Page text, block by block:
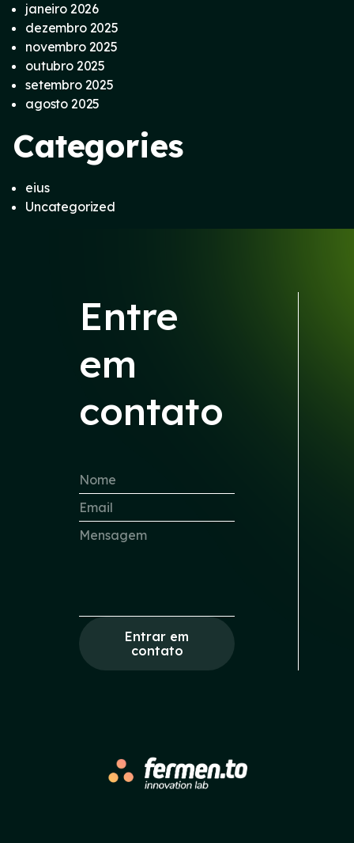
janeiro 2026
dezembro 2025
novembro 2025
outubro 2025
setembro 2025
agosto 2025
Categories
eius
Uncategorized
Entre
em
contato
Entrar em
contato